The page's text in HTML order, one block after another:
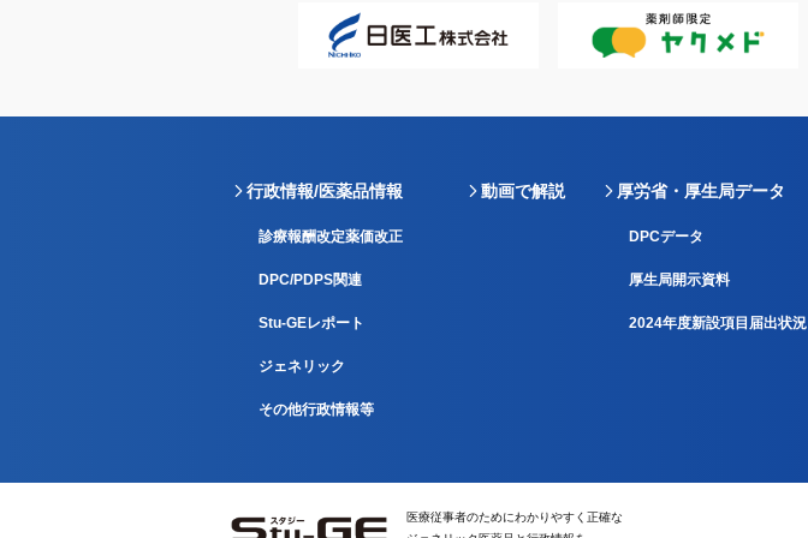
行政情報/医薬品情報
診療報酬改定薬価改正
DPC/PDPS関連
Stu-GEレポート
ジェネリック
その他行政情報等
動画で解説 厚労省・厚生局データ
DPCデータ
厚生局開示資料
2024年度新設項目届出状況
医療従事者のためにわかりやすく正確な